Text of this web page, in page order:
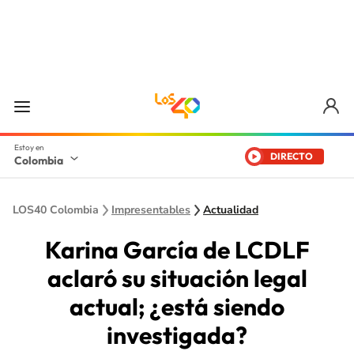
Colombia DIRECTO
LOS40 Colombia Impresentables Actualidad
Karina García de LCDLF
aclaró su situación legal
actual; ¿está siendo
investigada?